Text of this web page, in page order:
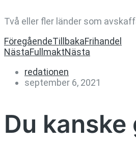
Två eller fler länder som
FöregåendeTillbakaFrihandel
NästaFullmaktNästa
redationen
september 6, 2021
Du kanske